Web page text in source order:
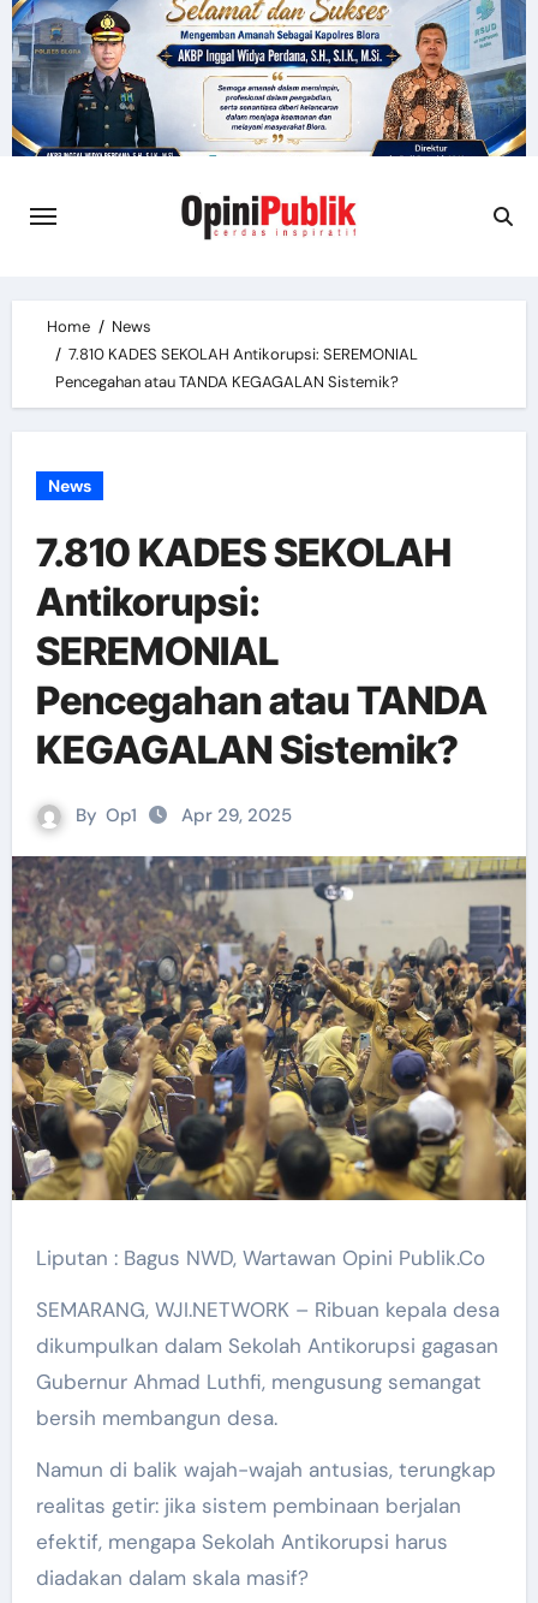
Skip
to
content
Home
News
7.810 KADES SEKOLAH Antikorupsi: SEREMONIAL
Pencegahan atau TANDA KEGAGALAN Sistemik?
News
7.810 KADES SEKOLAH
Antikorupsi:
SEREMONIAL
Pencegahan atau TANDA
KEGAGALAN Sistemik?
By Op1 Apr 29, 2025
Liputan : Bagus NWD, Wartawan Opini Publik.Co
SEMARANG, WJI.NETWORK – Ribuan kepala desa
dikumpulkan dalam Sekolah Antikorupsi gagasan
Gubernur Ahmad Luthfi, mengusung semangat
bersih membangun desa.
Namun di balik wajah-wajah antusias, terungkap
realitas getir: jika sistem pembinaan berjalan
efektif, mengapa Sekolah Antikorupsi harus
diadakan dalam skala masif?